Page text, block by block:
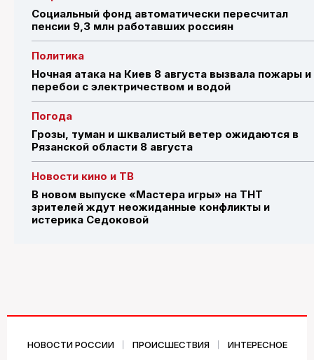
Социальный фонд автоматически пересчитал
пенсии 9,3 млн работавших россиян
Политика
Ночная атака на Киев 8 августа вызвала пожары и
перебои с электричеством и водой
Погода
Грозы, туман и шквалистый ветер ожидаются в
Рязанской области 8 августа
Новости кино и ТВ
В новом выпуске «Мастера игры» на ТНТ
зрителей ждут неожиданные конфликты и
истерика Седоковой
НОВОСТИ РОССИИ ПРОИСШЕСТВИЯ ИНТЕРЕСНОЕ